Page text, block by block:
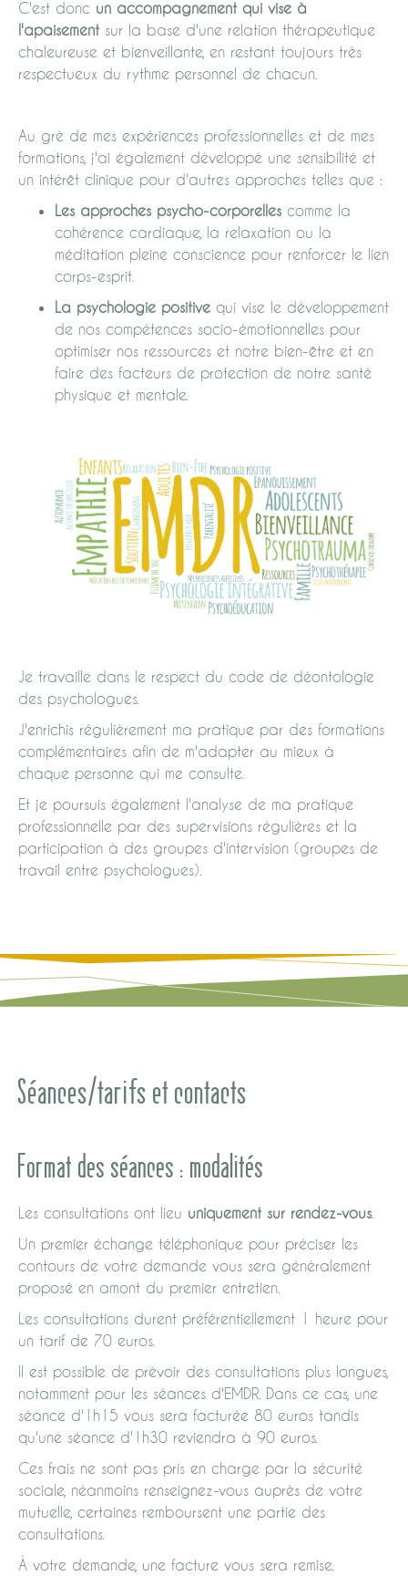
C'est donc un accompagnement qui vise à
l'apaisement sur la base d'une relation thérapeutique
chaleureuse et bienveillante, en restant toujours très
respectueux du rythme personnel de chacun.
Au grè de mes expériences professionnelles et de mes
formations, j'ai également développé une sensibilité et
un intérêt clinique pour d'autres approches telles que :
Les approches psycho-corporelles comme la
cohérence cardiaque, la relaxation ou la
méditation pleine conscience pour renforcer le lien
corps-esprit.
La psychologie positive qui vise le développement
de nos compétences socio-émotionnelles pour
optimiser nos ressources et notre bien-être et en
faire des facteurs de protection de notre santé
physique et mentale.
Je travaille dans le respect du code de déontologie
des psychologues.
J'enrichis régulièrement ma pratique par des formations
complémentaires afin de m'adapter au mieux à
chaque personne qui me consulte.
Et je poursuis également l'analyse de ma pratique
professionnelle par des supervisions régulières et la
participation à des groupes d'intervision (groupes de
travail entre psychologues).
Séances/tarifs et contacts
Format des séances : modalités
Les consultations ont lieu uniquement sur rendez-vous
Un premier échange téléphonique pour préciser les
contours de votre demande vous sera généralement
proposé en amont du premier entretien.
Les consultations durent préférentiellement 1 heure pour
un tarif de 70 euros.
Il est possible de prévoir des consultations plus longues,
notamment pour les séances d'EMDR. Dans ce cas, une
séance d'1h15 vous sera facturée 80 euros tandis
qu'une séance d'1h30 reviendra à 90 euros.
Ces frais ne sont pas pris en charge par la sécurité
sociale, néanmoins renseignez-vous auprès de votre
mutuelle, certaines remboursent une partie des
consultations.
À votre demande, une facture vous sera remise.